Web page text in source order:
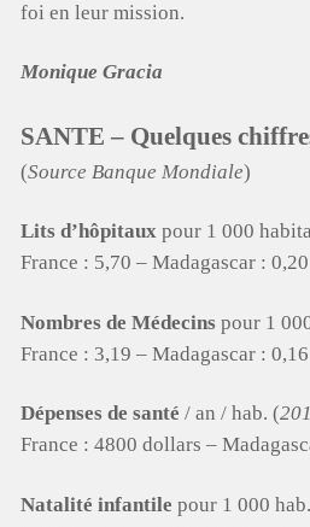
foi en leur mission.
Monique Gracia
SANTE – Quelques
(Source Banque Mondiale)
Lits d’hôpitauxpour 1 000
France : 5,70 – Madagascar : 0,20
Nombres de Médecins pour 1
France : 3,19 – Madagascar : 0,16
Dépenses de santé / an / hab. (
France : 4800 dollars –
Natalité infantile pour 1 000 hab.